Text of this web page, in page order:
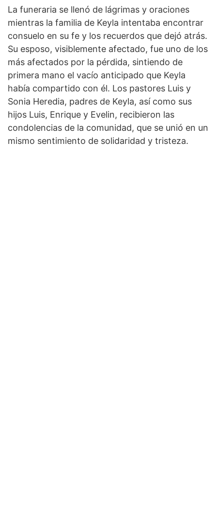
La funeraria se llenó de lágrimas y oraciones
mientras la familia de Keyla intentaba encontrar
consuelo en su fe y los recuerdos que dejó atrás.
Su esposo, visiblemente afectado, fue uno de los
más afectados por la pérdida, sintiendo de
primera mano el vacío anticipado que Keyla
había compartido con él. Los pastores Luis y
Sonia Heredia, padres de Keyla, así como sus
hijos Luis, Enrique y Evelin, recibieron las
condolencias de la comunidad, que se unió en un
mismo sentimiento de solidaridad y tristeza.